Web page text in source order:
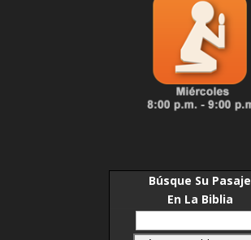
Búsque Su Pasaje
En La Biblia